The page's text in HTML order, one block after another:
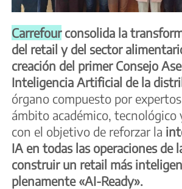
Carrefourconsolida la
del retail y del sector
creación del primer Consejo
Inteligencia Artificial de la
órgano compuesto por
ámbito académico, tecnológico
con el objetivo de reforzar la
IA en todas las operaciones de
construir un retail más
plenamente «AI-Ready».